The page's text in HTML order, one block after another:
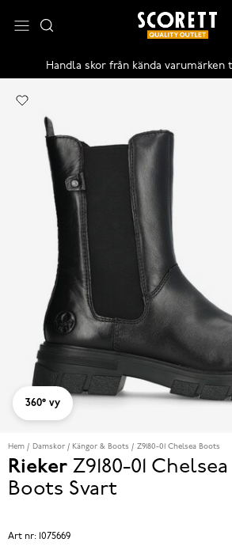
Handla skor från kända
360° vy
Hem Damskor Kängor & Boots Z9180-01 Chelsea Boots
Rieker Z9180-01 Chelsea
Boots Svart
Art nr: 1075669